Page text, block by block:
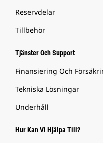
Reservdelar
Tillbehör
Tjänster Och Support
Finansiering Och
Tekniska Lösningar
Underhåll
Hur Kan Vi Hjälpa Till?